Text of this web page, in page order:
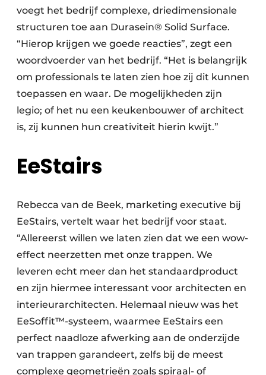
voegt het bedrijf complexe, driedimensionale
structuren toe aan Durasein® Solid Surface.
“Hierop krijgen we goede reacties”, zegt een
woordvoerder van het bedrijf. “Het is belangrijk
om professionals te laten zien hoe zij dit kunnen
toepassen en waar. De mogelijkheden zijn
legio; of het nu een keukenbouwer of architect
is, zij kunnen hun creativiteit hierin kwijt.”
EeStairs
Rebecca van de Beek, marketing executive bij
EeStairs, vertelt waar het bedrijf voor staat.
“Allereerst willen we laten zien dat we een wow-
effect neerzetten met onze trappen. We
leveren echt meer dan het standaardproduct
en zijn hiermee interessant voor architecten en
interieurarchitecten. Helemaal nieuw was het
EeSoffit™-systeem, waarmee EeStairs een
perfect naadloze afwerking aan de onderzijde
van trappen garandeert, zelfs bij de meest
complexe geometrieën zoals spiraal- of